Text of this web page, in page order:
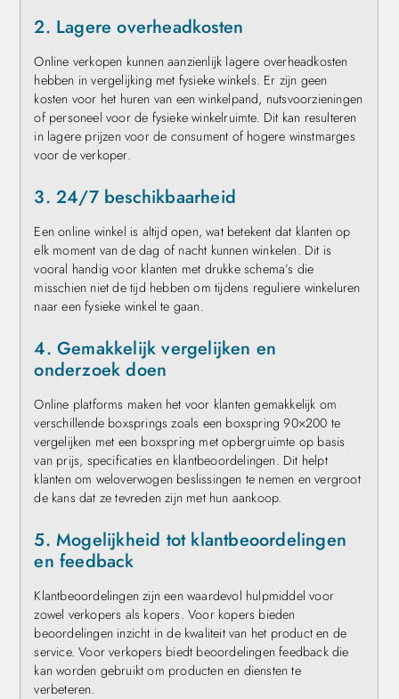
2. Lagere overheadkosten
Online verkopen kunnen aanzienlijk lagere overheadkosten
hebben in vergelijking met fysieke winkels. Er zijn geen
kosten voor het huren van een winkelpand, nutsvoorzieningen
of personeel voor de fysieke winkelruimte. Dit kan resulteren
in lagere prijzen voor de consument of hogere winstmarges
voor de verkoper.
3. 24/7 beschikbaarheid
Een online winkel is altijd open, wat betekent dat klanten op
elk moment van de dag of nacht kunnen winkelen. Dit is
vooral handig voor klanten met drukke schema’s die
misschien niet de tijd hebben om tijdens reguliere winkeluren
naar een fysieke winkel te gaan.
4. Gemakkelijk vergelijken en
onderzoek doen
Online platforms maken het voor klanten gemakkelijk om
verschillende boxsprings zoals een boxspring 90×200 te
vergelijken met een boxspring met opbergruimte op basis
van prijs, specificaties en klantbeoordelingen. Dit helpt
klanten om weloverwogen beslissingen te nemen en vergroot
de kans dat ze tevreden zijn met hun aankoop.
5. Mogelijkheid tot klantbeoordelingen
en feedback
Klantbeoordelingen zijn een waardevol hulpmiddel voor
zowel verkopers als kopers. Voor kopers bieden
beoordelingen inzicht in de kwaliteit van het product en de
service. Voor verkopers biedt beoordelingen feedback die
kan worden gebruikt om producten en diensten te
verbeteren.